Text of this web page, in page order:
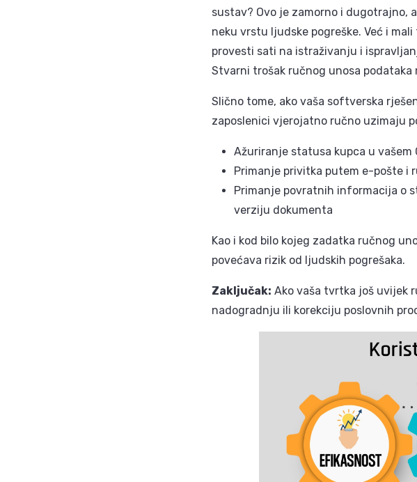
sustav? Ovo je zamorno i dugotrajno,
neku vrstu ljudske pogreške. Već i
provesti sati na istraživanju i
Stvarni trošak ručnog unosa
Slično tome, ako vaša softverska
zaposlenici vjerojatno ručno uzimaju
Ažuriranje statusa kupca u vašem
Primanje privitka putem e-pošte i
Primanje povratnih informacija o
verziju dokumenta
Kao i kod bilo kojeg zadatka ručnog
povećava rizik od ljudskih pogrešaka.
Zaključak: Ako vaša tvrtka još uvijek
nadogradnju ili korekciju poslovnih